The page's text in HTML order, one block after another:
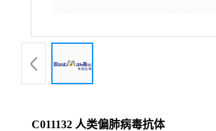
C011132 人类偏肺病毒抗体